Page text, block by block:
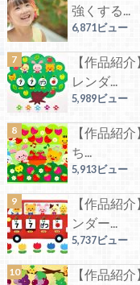
強くする...
6,871ビュー
【作品紹
レンダ...
5,989ビュー
【作品紹
ち...
5,913ビュー
【作品紹
ンダー...
5,737ビュー
【作品紹